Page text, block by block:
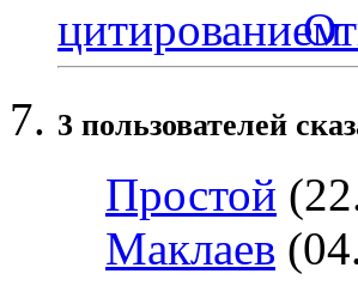
3 пользователей
Простой
Маклаев